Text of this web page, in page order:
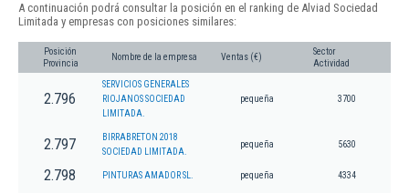
A continuación podrá consultar la posición en el ranking de Alviad Sociedad
Limitada y empresas con posiciones similares:
Posición
Provincia
Nombre de la empresa Ventas (€)
Sector
Actividad
2.796
SERVICIOS GENERALES
RIOJANOS SOCIEDAD
LIMITADA.
pequeña 3700
2.797
BIRRABRETON 2018
SOCIEDAD LIMITADA.
pequeña 5630
2.798 PINTURAS AMADOR SL. pequeña 4334